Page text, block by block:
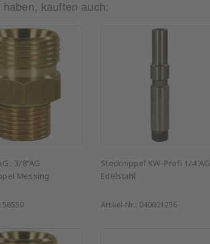
kauften auch:
: 3/8"AG
Messing
56550
Stecknippel KW-Profi 1/4"AG
Edelstahl
Artikel-Nr.: 040001256